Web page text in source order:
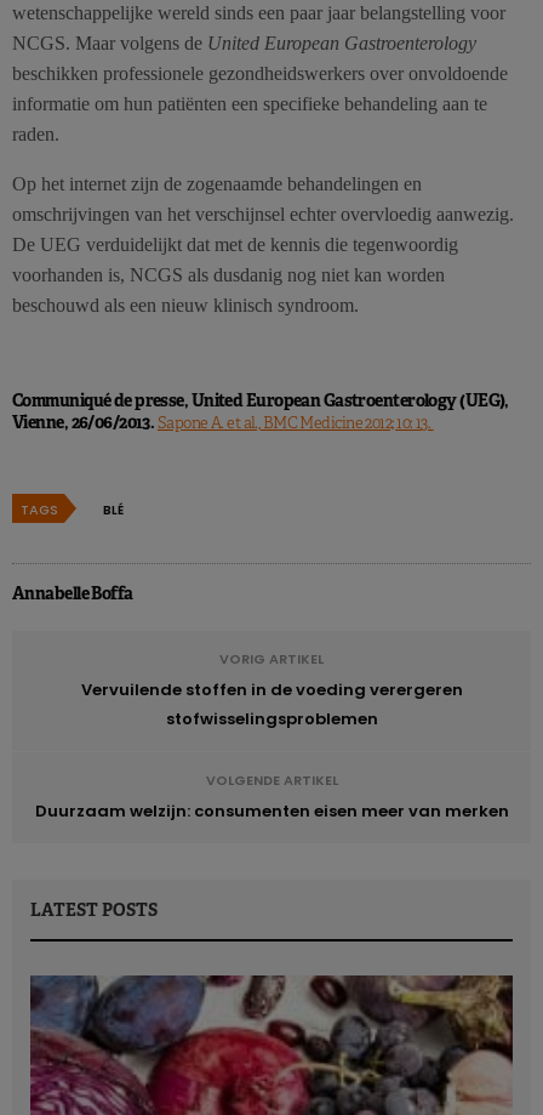
wetenschappelijke wereld sinds een paar jaar belangstelling voor
NCGS. Maar volgens de United European Gastroenterology
beschikken professionele gezondheidswerkers over onvoldoende
informatie om hun patiënten een specifieke behandeling aan te
raden.
Op het internet zijn de zogenaamde behandelingen en
omschrijvingen van het verschijnsel echter overvloedig aanwezig.
De UEG verduidelijkt dat met de kennis die tegenwoordig
voorhanden is, NCGS als dusdanig nog niet kan worden
beschouwd als een nieuw klinisch syndroom.
Communiqué de presse, United European Gastroenterology (UEG),
Vienne, 26/06/2013.Sapone A. et al., BMC Medicine 2012; 10: 13.
TAGS BLÉ
Annabelle Boffa
VORIG ARTIKEL
Vervuilende stoffen in de voeding verergeren
stofwisselingsproblemen
VOLGENDE ARTIKEL
Duurzaam welzijn: consumenten eisen meer van merken
LATEST POSTS